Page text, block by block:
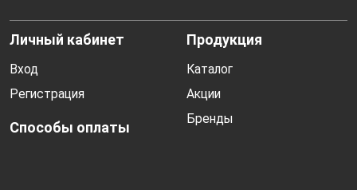
Личный кабинет
Вход
Регистрация
Способы оплаты
Продукция
Каталог
Акции
Бренды